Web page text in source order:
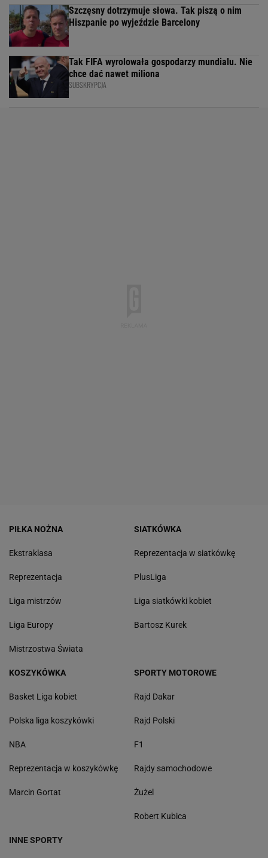
Szczęsny dotrzymuje słowa. Tak piszą o nim
Hiszpanie po wyjeździe Barcelony
Tak FIFA wyrolowała gospodarzy mundialu. Nie
chce dać nawet miliona
SUBSKRYPCJA
PIŁKA NOŻNA
Ekstraklasa
Reprezentacja
Liga mistrzów
Liga Europy
Mistrzostwa Świata
SIATKÓWKA
Reprezentacja w siatkówkę
PlusLiga
Liga siatkówki kobiet
Bartosz Kurek
KOSZYKÓWKA
Basket Liga kobiet
Polska liga koszykówki
NBA
Reprezentacja w koszykówkę
Marcin Gortat
SPORTY MOTOROWE
Rajd Dakar
Rajd Polski
F1
Rajdy samochodowe
Żużel
Robert Kubica
INNE SPORTY